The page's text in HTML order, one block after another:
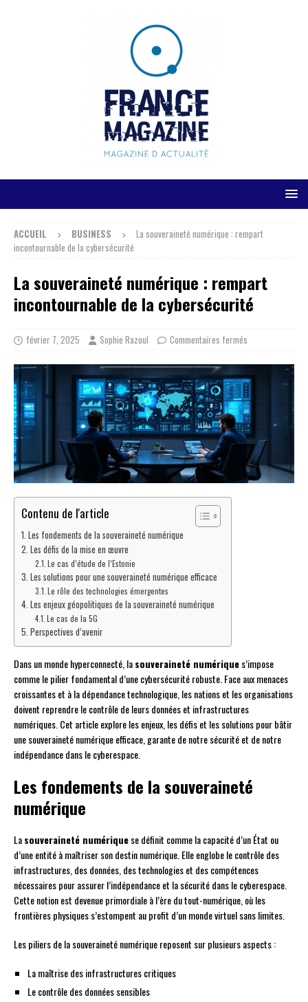
ACCUEIL BUSINESS
La souveraineté numérique : rempart
incontournable de la cybersécurité
La souveraineté numérique : rempart
incontournable de la cybersécurité
février 7, 2025 Sophie Razoul Commentaires fermés
Contenu de l'article
Les fondements de la souveraineté numérique
Les défis de la mise en œuvre
Le cas d’étude de l’Estonie
Les solutions pour une souveraineté numérique efficace
Le rôle des technologies émergentes
Les enjeux géopolitiques de la souveraineté numérique
Le cas de la 5G
Perspectives d’avenir
Dans un monde hyperconnecté, lasouveraineté numériques’impose
comme le pilier fondamental d’une cybersécurité robuste. Face aux menaces
croissantes et à la dépendance technologique, les nations et les organisations
doivent reprendre le contrôle de leurs données et infrastructures
numériques. Cet article explore les enjeux, les défis et les solutions pour bâtir
une souveraineté numérique efficace, garante de notre sécurité et de notre
indépendance dans le cyberespace.
Les fondements de la souveraineté
numérique
Lasouveraineté numériquese définit comme la capacité d’un État ou
d’une entité à maîtriser son destin numérique. Elle englobe le contrôle des
infrastructures, des données, des technologies et des compétences
nécessaires pour assurer l’indépendance et la sécurité dans le cyberespace.
Cette notion est devenue primordiale à l’ère du tout-numérique, où les
frontières physiques s’estompent au profit d’un monde virtuel sans limites.
Les piliers de la souveraineté numérique reposent sur plusieurs aspects :
La maîtrise des infrastructures critiques
Le contrôle des données sensibles